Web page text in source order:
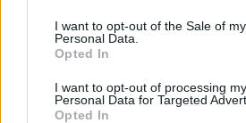
consent section.
I want to opt-out of the Sale of my
Personal Data.
Opted In
I want to opt-out of processing my
Personal Data for Targeted
Opted In